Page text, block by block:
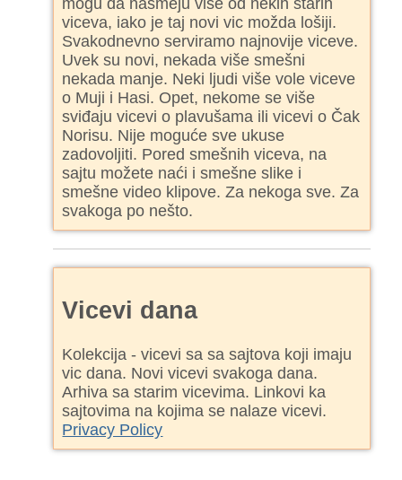
mogu da nasmeju više od nekih starih
viceva, iako je taj novi vic možda lošiji.
Svakodnevno serviramo najnovije viceve.
Uvek su novi, nekada više smešni
nekada manje. Neki ljudi više vole viceve
o Muji i Hasi. Opet, nekome se više
sviđaju vicevi o plavušama ili vicevi o Čak
Norisu. Nije moguće sve ukuse
zadovoljiti. Pored smešnih viceva, na
sajtu možete naći i smešne slike i
smešne video klipove. Za nekoga sve. Za
svakoga po nešto.
Vicevi dana
Kolekcija - vicevi sa sa sajtova koji imaju
vic dana. Novi vicevi svakoga dana.
Arhiva sa starim vicevima. Linkovi ka
sajtovima na kojima se nalaze vicevi.
Privacy Policy